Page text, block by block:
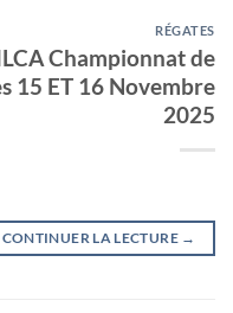
RÉGATES
Championnat de
15 ET 16 Novembre
2025
CONTINUER LA LECTURE →